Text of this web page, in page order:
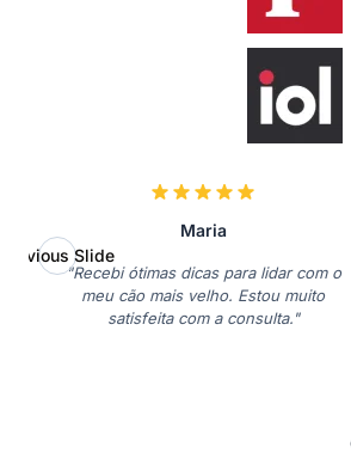
Maria
"Recebi ótimas dicas para lidar com o
meu cão mais velho. Estou muito
satisfeita com a consulta."
Previous Slide